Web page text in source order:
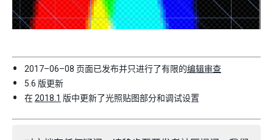
2017–06–08 页面已发布并只进行了有限的编辑审查
5.6 版更新
在2018.1 版中更新了光照贴图部分和调试设置